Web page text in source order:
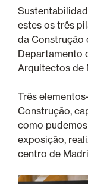
estes os três
da Construção
Departamento
Arquitectos de
Três
Construção,
como
exposição,
centro de